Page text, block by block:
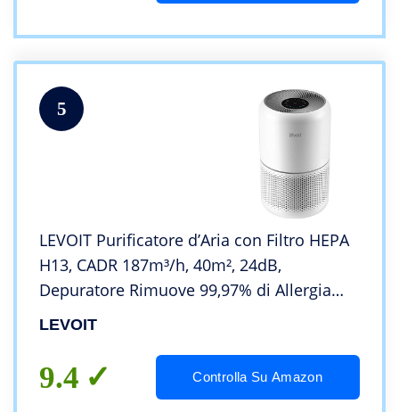
5
LEVOIT Purificatore d’Aria con Filtro HEPA
H13, CADR 187m³/h, 40m², 24dB,
Depuratore Rimuove 99,97% di Allergia
Fumo Polline Polvere Odori Pet Germi,
Uffcio
LEVOIT
9.4 Controlla Su Amazon